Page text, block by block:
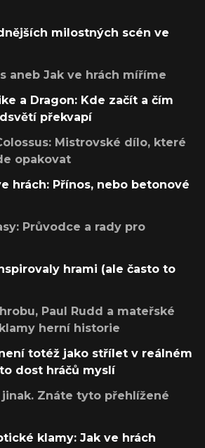
milostných scén ve
aneb Jak ve hrách míříme
a Dragon: Kde začít a čím
překvapí
Mistrovské dílo, které
opakovat
hrách: Přínos, nebo betonové
Průvodce a rady pro
hrami (ale často to
Paul Rudd a mateřské
herní historie
totéž jako střílet v reálném
dost hráčů myslí
Znáte tyto přehlížené
klamy: Jak ve hrách